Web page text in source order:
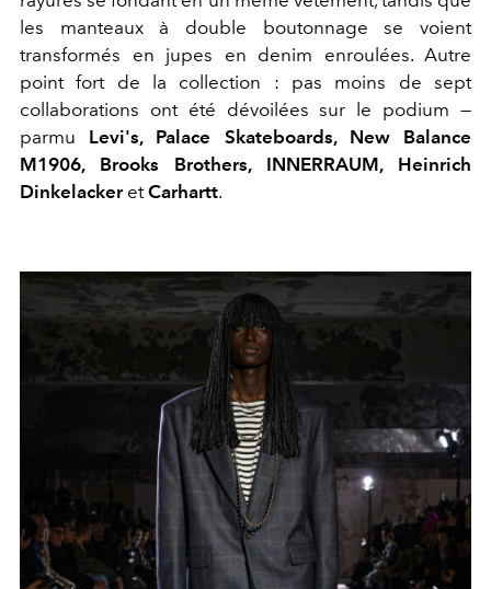
les manteaux à double boutonnage se voient
transformés en jupes en denim enroulées. Autre
point fort de la collection : pas moins de sept
collaborations ont été dévoilées sur le podium —
parmu Levi's, Palace Skateboards, New Balance
M1906, Brooks Brothers, INNERRAUM, Heinrich
DinkelackeretCarhartt.